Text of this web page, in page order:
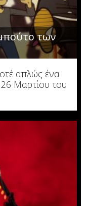
των
απλώς ένα
Μαρτίου του